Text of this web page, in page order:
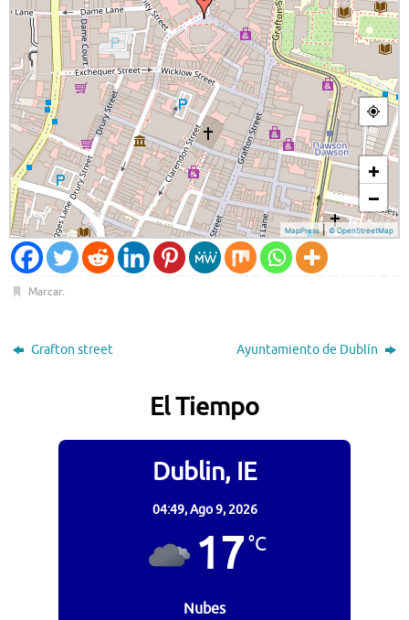
Marcar.
Grafton street Ayuntamiento de Dublín
El Tiempo
Dublin, IE
04:49,Ago 9, 2026
17°C
Nubes